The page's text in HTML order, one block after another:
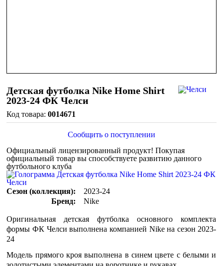
Детская футболка Nike Home Shirt
2023-24 ФК Челси
0014671
Сообщить о поступлении
Официальный лицензированный продукт!Покупая
официальный товар вы способствуете развитию данного
футбольного клуба
Сезон (коллекция):
2023-24
Бренд:
Nike
Оригинальная детская футболка основного комплекта
формы ФК Челси выполнена компанией Nike на сезон 2023-
24
Модель прямого кроя выполнена в синем цвете с белыми и